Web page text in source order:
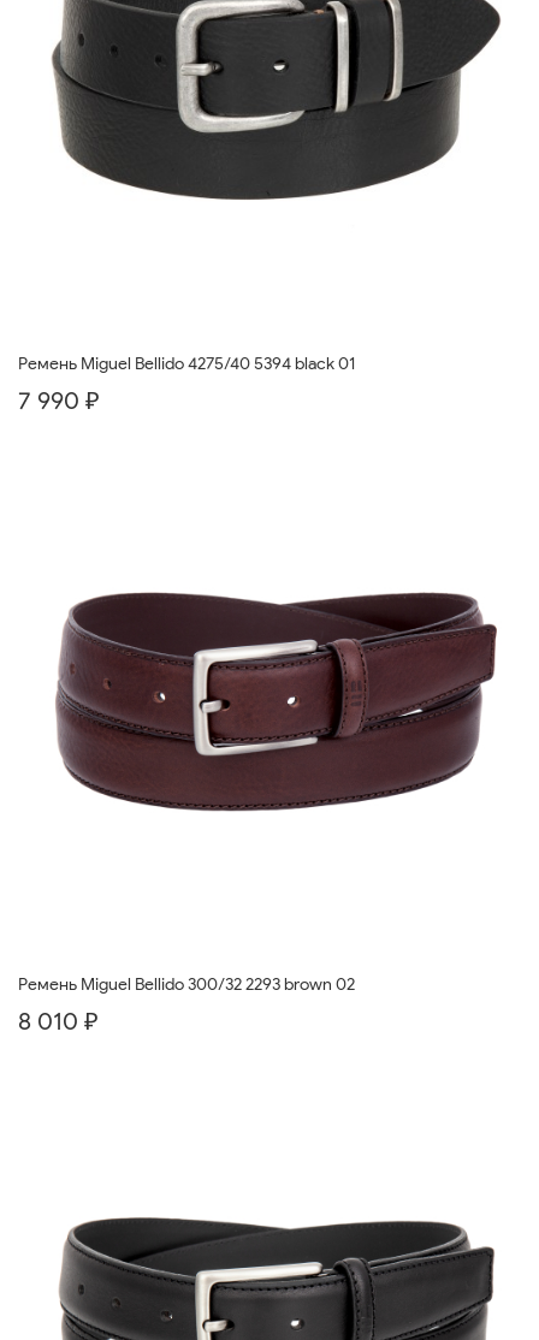
Ремень Miguel Bellido 4275/40 5394 black 01
7 990 ₽
Ремень Miguel Bellido 300/32 2293 brown 02
8 010 ₽